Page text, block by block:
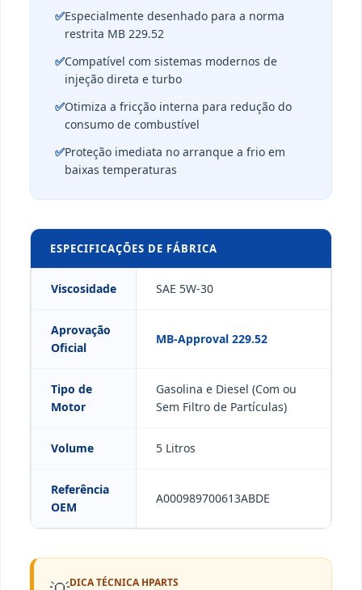
✅Especialmente desenhado para a norma
restrita MB 229.52
✅Compatível com sistemas modernos de
injeção direta e turbo
✅Otimiza a fricção interna para redução do
consumo de combustível
✅Proteção imediata no arranque a frio em
baixas temperaturas
ESPECIFICAÇÕES DE FÁBRICA
Viscosidade SAE 5W-30
Aprovação
Oficial
MB-Approval 229.52
Tipo de
Motor
Gasolina e Diesel (Com ou
Sem Filtro de Partículas)
Volume 5 Litros
Referência
OEM
A000989700613ABDE
DICA TÉCNICA HPARTS